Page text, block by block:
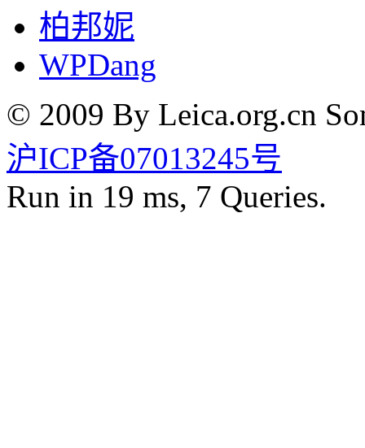
柏邦妮
WPDang
© 2009 By Leica.org.cn
沪ICP备07013245号
Run in 19 ms, 7 Queries.